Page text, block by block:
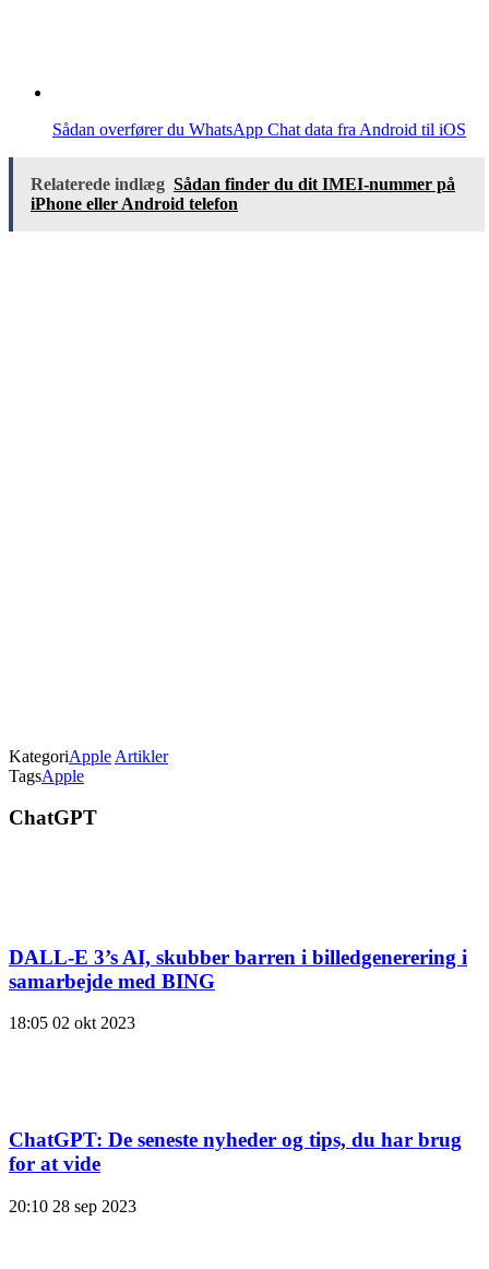
Sådan overfører du WhatsApp Chat data fra Android til iOS
Relaterede indlæg Sådan finder du dit IMEI-nummer på
iPhone eller Android telefon
KategoriApple Artikler
TagsApple
ChatGPT
DALL-E 3’s AI, skubber barren i billedgenerering i
samarbejde med BING
18:05 02 okt 2023
ChatGPT: De seneste nyheder og tips, du har brug
for at vide
20:10 28 sep 2023